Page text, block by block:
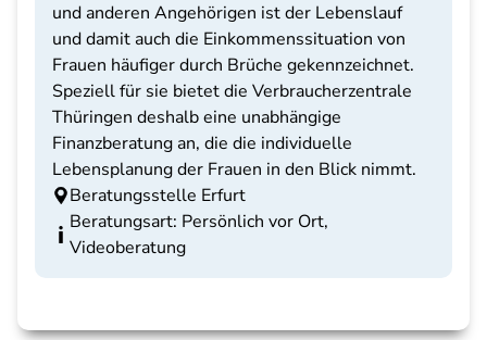
und anderen Angehörigen ist der Lebenslauf
und damit auch die Einkommenssituation von
Frauen häufiger durch Brüche gekennzeichnet.
Speziell für sie bietet die Verbraucherzentrale
Thüringen deshalb eine unabhängige
Finanzberatung an, die die individuelle
Lebensplanung der Frauen in den Blick nimmt.
Beratungsstelle Erfurt
Beratungsart: Persönlich vor Ort,
Videoberatung